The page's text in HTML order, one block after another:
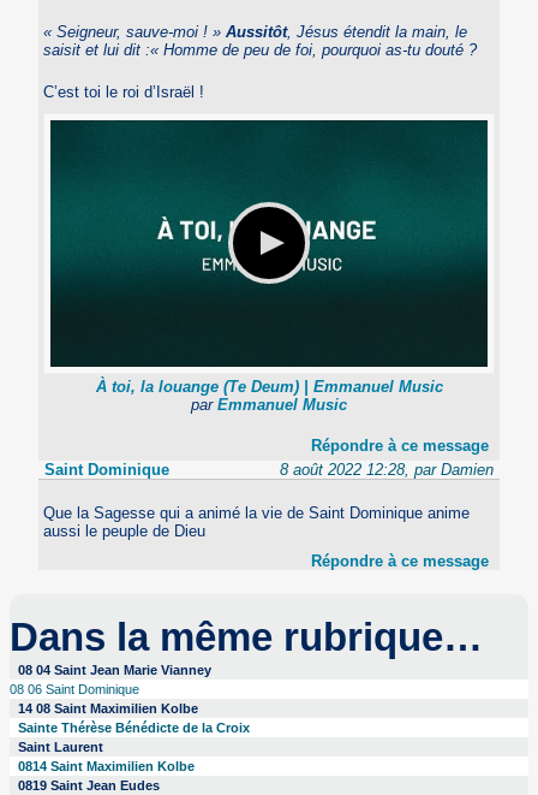
« Seigneur, sauve-moi ! »Aussitôt, Jésus étendit la main, le
saisit et lui dit :« Homme de peu de foi,pourquoi as-tu douté ?
C’est toi le roi d’Israël !
À toi, la louange (Te Deum) | Emmanuel Music
par Emmanuel Music
Répondre à ce message
Saint Dominique
8 août 2022 12:28, par Damien
Que la Sagesse qui a animé la vie de Saint Dominique anime
aussi le peuple de Dieu
Répondre à ce message
Dans la même rubrique…
08 04 Saint Jean Marie Vianney
08 06 Saint Dominique
14 08 Saint Maximilien Kolbe
Sainte Thérèse Bénédicte de la Croix
Saint Laurent
0814 Saint Maximilien Kolbe
0819 Saint Jean Eudes